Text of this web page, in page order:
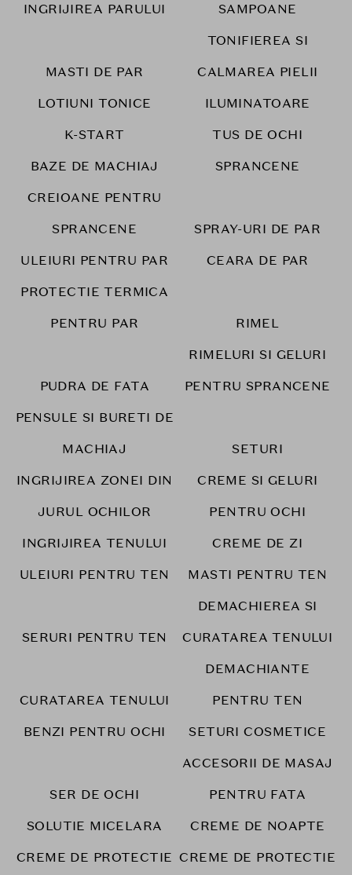
INGRIJIREA PARULUI
SAMPOANE
MASTI DE PAR
TONIFIEREA SI
CALMAREA PIELII
LOTIUNI TONICE
ILUMINATOARE
K-START
TUS DE OCHI
BAZE DE MACHIAJ
SPRANCENE
CREIOANE PENTRU
SPRANCENE
SPRAY-URI DE PAR
ULEIURI PENTRU PAR
CEARA DE PAR
PROTECTIE TERMICA
PENTRU PAR
RIMEL
PUDRA DE FATA
RIMELURI SI GELURI
PENTRU SPRANCENE
PENSULE SI BURETI DE
MACHIAJ
SETURI
INGRIJIREA ZONEI DIN
JURUL OCHILOR
CREME SI GELURI
PENTRU OCHI
INGRIJIREA TENULUI
CREME DE ZI
ULEIURI PENTRU TEN
MASTI PENTRU TEN
SERURI PENTRU TEN
DEMACHIEREA SI
CURATAREA TENULUI
CURATAREA TENULUI
DEMACHIANTE
PENTRU TEN
BENZI PENTRU OCHI
SETURI COSMETICE
SER DE OCHI
ACCESORII DE MASAJ
PENTRU FATA
SOLUTIE MICELARA
CREME DE NOAPTE
CREME DE PROTECTIE CREME DE PROTECTIE